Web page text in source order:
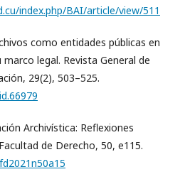
index.php/BAI/article/view/511
como entidades públicas en
marco legal. Revista General de
29(2), 503–525.
Archivística: Reflexiones
de Derecho, 50, e115.